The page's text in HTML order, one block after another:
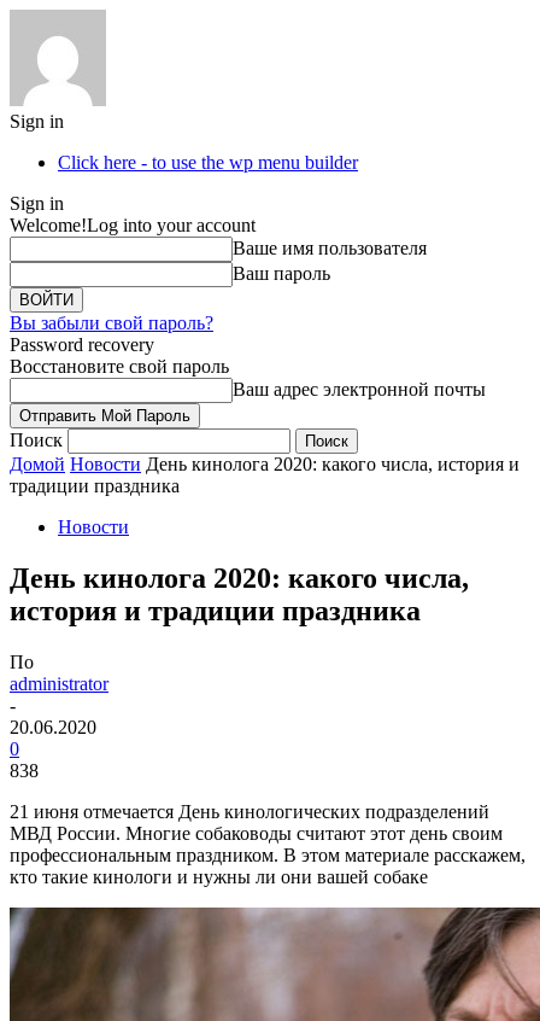
Sign in
Click here - to use the wp menu builder
Sign in
Welcome!Log into your account
Ваше имя пользователя
Ваш пароль
Вы забыли свой пароль?
Password recovery
Восстановите свой пароль
Ваш адрес электронной почты
Поиск
Домой Новости День кинолога 2020: какого числа, история и
традиции праздника
Новости
День кинолога 2020: какого числа,
история и традиции праздника
По
administrator
-
20.06.2020
0
838
21 июня отмечается День кинологических подразделений
МВД России. Многие собаководы считают этот день своим
профессиональным праздником. В этом материале расскажем,
кто такие кинологи и нужны ли они вашей собаке